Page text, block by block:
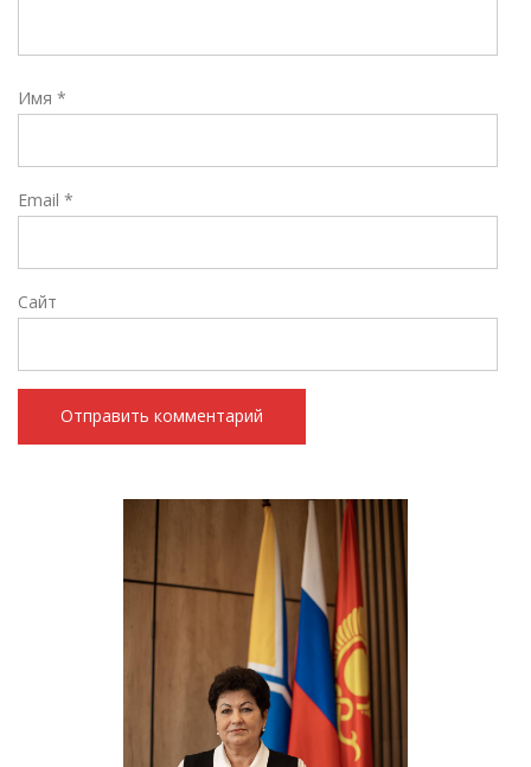
Имя *
Email *
Сайт